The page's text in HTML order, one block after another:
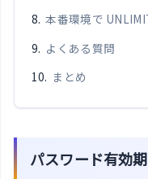
本番環境で
よくある質問
まとめ
パスワード有効